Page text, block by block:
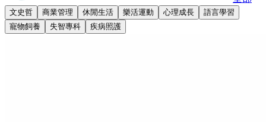
文史哲 商業管理 休閒生活 樂活運動 心理成長
語言學習
寵物飼養
失智專科 疾病照護